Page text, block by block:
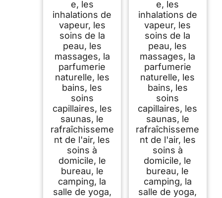
e, les
inhalations de
vapeur, les
soins de la
peau, les
massages, la
parfumerie
naturelle, les
bains, les
soins
capillaires, les
saunas, le
rafraîchisseme
nt de l'air, les
soins à
domicile, le
bureau, le
camping, la
salle de yoga,
e, les
inhalations de
vapeur, les
soins de la
peau, les
massages, la
parfumerie
naturelle, les
bains, les
soins
capillaires, les
saunas, le
rafraîchisseme
nt de l'air, les
soins à
domicile, le
bureau, le
camping, la
salle de yoga,